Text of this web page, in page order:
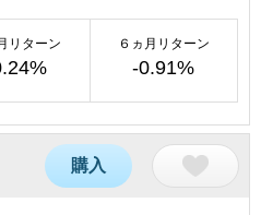
リターン ６ヵ月リターン
-0.91%
購入